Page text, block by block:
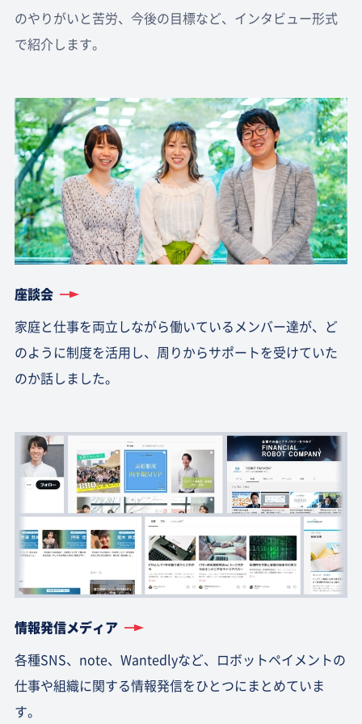
のやりがいと苦労、今後の目標など、インタビュー形式
で紹介します。
座談会
家庭と仕事を両立しながら働いているメンバー達が、ど
のように制度を活用し、周りからサポートを受けていた
のか話しました。
情報発信メディア
各種SNS、note、Wantedlyなど、ロボットペイメントの
仕事や組織に関する情報発信をひとつにまとめていま
す。